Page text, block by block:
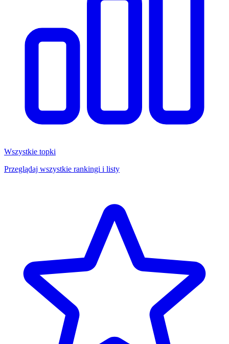
Wszystkie topki
Przeglądaj wszystkie rankingi i listy